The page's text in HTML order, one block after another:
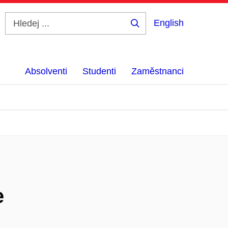
English
Absolventi Studenti Zaměstnanci